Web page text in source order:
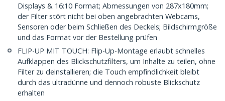
Displays & 16:10 Format; Abmessungen von 287x180mm;
der Filter stört nicht bei oben angebrachten Webcams,
Sensoren oder beim Schließen des Deckels; Bildschirmgröße
und das Format vor der Bestellung prüfen
FLIP-UP MIT TOUCH: Flip-Up-Montage erlaubt schnelles
Aufklappen des Blickschutzfilters, um Inhalte zu teilen, ohne
Filter zu deinstallieren; die Touch empfindlichkeit bleibt
durch das ultradünne und dennoch robuste Blickschutz
erhalten